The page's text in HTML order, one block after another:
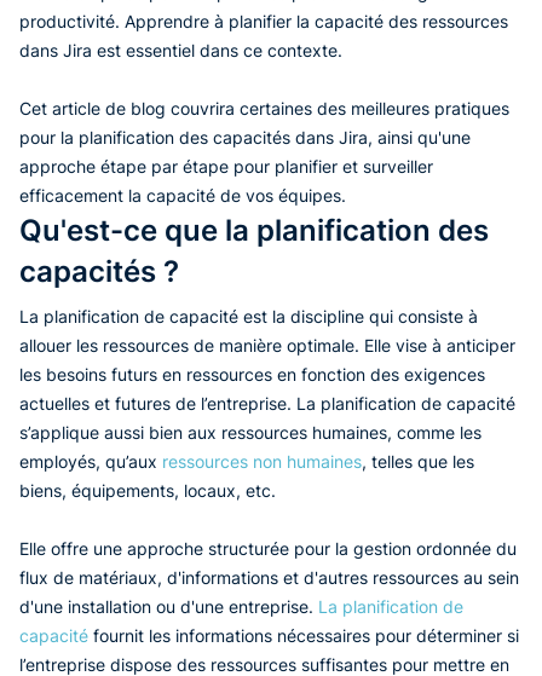
productivité. Apprendre à planifier la capacité des ressources
dans Jira est essentiel dans ce contexte.
Cet article de blog couvrira certaines des meilleures pratiques
pour la planification des capacités dans Jira, ainsi qu'une
approche étape par étape pour planifier et surveiller
efficacement la capacité de vos équipes.
Qu'est-ce que la planification des
capacités ?
La planification de capacité est la discipline qui consiste à
allouer les ressources de manière optimale. Elle vise à anticiper
les besoins futurs en ressources en fonction des exigences
actuelles et futures de l’entreprise. La planification de capacité
s’applique aussi bien aux ressources humaines, comme les
employés, qu’aux ressources non humaines, telles que les
biens, équipements, locaux, etc.
Elle offre une approche structurée pour la gestion ordonnée du
flux de matériaux, d'informations et d'autres ressources au sein
d'une installation ou d'une entreprise. La planification de
capacité fournit les informations nécessaires pour déterminer si
l’entreprise dispose des ressources suffisantes pour mettre en